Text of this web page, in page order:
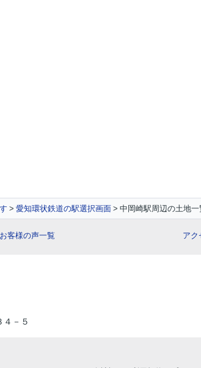
愛知環状鉄道の駅選択画面 中岡崎駅周辺の土地一
お客様の声一覧 アク
４－５